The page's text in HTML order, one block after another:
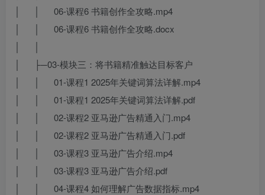
│ │ 06-课程6 书籍创作全攻略.mp4
│ │ 06-课程6 书籍创作全攻略.docx
│ ├─03-模块三：将书籍精准触达目标客户
│ │ 01-课程1 2025年关键词算法详解.mp4
│ │ 01-课程1 2025年关键词算法详解.pdf
│ │ 02-课程2 亚马逊广告精通入门.mp4
│ │ 02-课程2 亚马逊广告精通入门.pdf
│ │ 03-课程3 亚马逊广告介绍.mp4
│ │ 03-课程3 亚马逊广告介绍.pdf
│ │ 04-课程4 如何理解广告数据指标.mp4